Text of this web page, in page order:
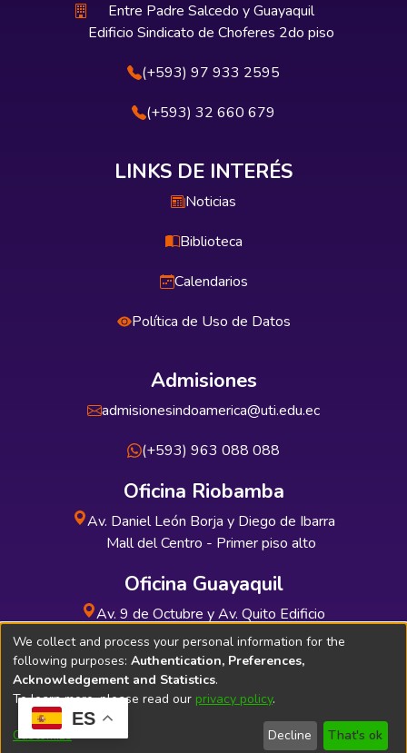
ES
Entre Padre Salcedo y Guayaquil
Edificio Sindicato de Choferes 2do piso
(+593) 97 933 2595
(+593) 32 660 679
LINKS DE INTERÉS
Noticias
Biblioteca
Calendarios
Política de Uso de Datos
Admisiones
admisionesindoamerica@uti.edu.ec
(+593) 963 088 088
Oficina Riobamba
Av. Daniel León Borja y Diego de Ibarra
Mall del Centro - Primer piso alto
Oficina Guayaquil
Av. 9 de Octubre y Av. Quito Edificio
INDUAUTO - Planta baja
Soporte Técnico Bibliolatino.com
We collect and process your personal information for the
following purposes: Authentication, Preferences,
Acknowledgement and Statistics.
To learn more, please read our privacy policy.
Customize Decline That's ok